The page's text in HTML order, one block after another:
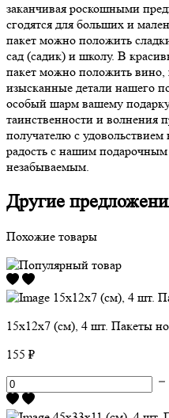
заканчивая роскошными
сгодятся для больших и
пакет можно положить
сад (садик) и школу. В
пакет можно положить
изысканные детали нашего
особый шарм вашему
таинственности и волнения
получателю с
радость с нашим
незабываемым.
Другие
Похожие товары
15х12х7 (см), 4 шт. Пакеты
155 ₽